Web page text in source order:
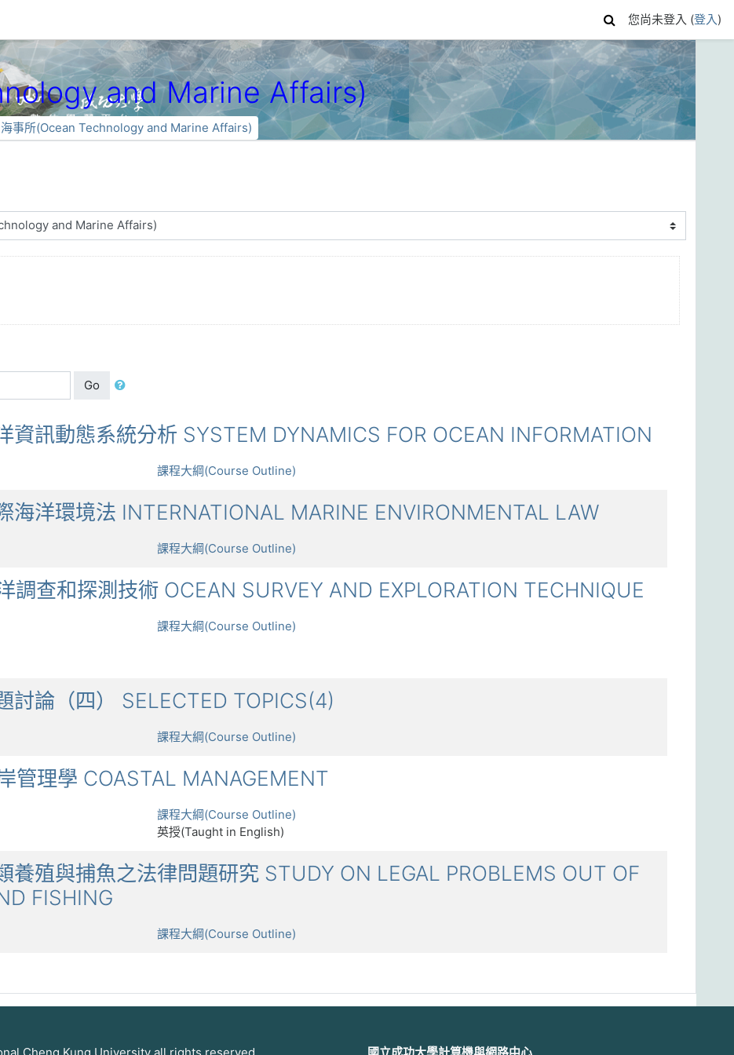
您尚未登入 (登入)
and Marine Affairs)
海事所(Ocean Technology and Marine Affairs)
Go
資訊動態系統分析 SYSTEM DYNAMICS FOR OCEAN INFORMATION
課程大綱(Course Outline)
海洋環境法 INTERNATIONAL MARINE ENVIRONMENTAL LAW
課程大綱(Course Outline)
調查和探測技術 OCEAN SURVEY AND EXPLORATION TECHNIQUE
課程大綱(Course Outline)
討論（四） SELECTED TOPICS(4)
課程大綱(Course Outline)
管理學 COASTAL MANAGEMENT
課程大綱(Course Outline)
英授(Taught in English)
養殖與捕魚之法律問題研究 STUDY ON LEGAL PROBLEMS OUT OF
FISHING
課程大綱(Course Outline)